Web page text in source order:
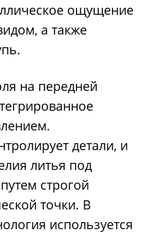
ощущение
а также
на передней
детали, и
литья под
строгой
точки. В
используется